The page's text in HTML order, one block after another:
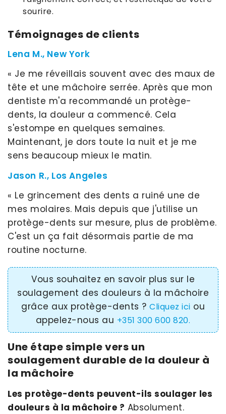
sourire.
Témoignages de clients
Lena M., New York
« Je me réveillais souvent avec des maux de
tête et une mâchoire serrée. Après que mon
dentiste m'a recommandé un protège-
dents, la douleur a commencé. Cela
s'estompe en quelques semaines.
Maintenant, je dors toute la nuit et je me
sens beaucoup mieux le matin.
Jason R., Los Angeles
« Le grincement des dents a ruiné une de
mes molaires. Mais depuis que j'utilise un
protège-dents sur mesure, plus de problème.
C'est un ça fait désormais partie de ma
routine nocturne.
Vous souhaitez en savoir plus sur le
soulagement des douleurs à la mâchoire
grâce aux protège-dents ? Cliquez ici ou
appelez-nous au +351 300 600 820.
Une étape simple vers un
soulagement durable de la douleur à
la mâchoire
Les protège-dents peuvent-ils soulager les
douleurs à la mâchoire ? Absolument.